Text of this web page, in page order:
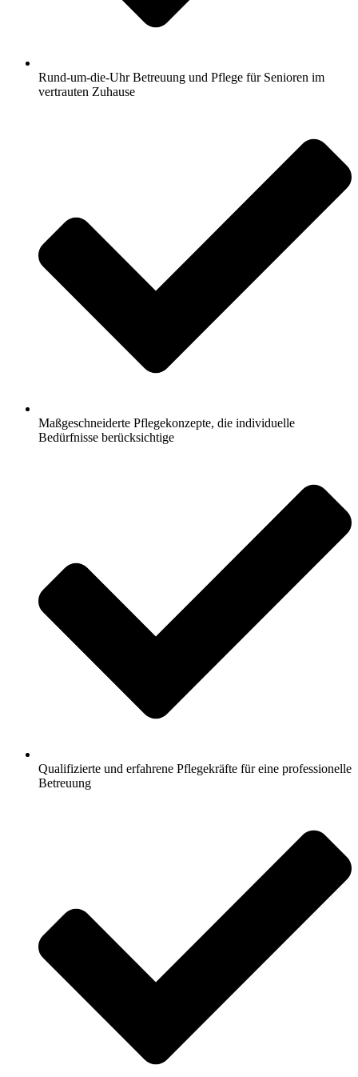
Rund-um-die-Uhr Betreuung und Pflege für Senioren im
vertrauten Zuhause
Maßgeschneiderte Pflegekonzepte, die individuelle
Bedürfnisse berücksichtige
Qualifizierte und erfahrene Pflegekräfte für eine professionelle
Betreuung